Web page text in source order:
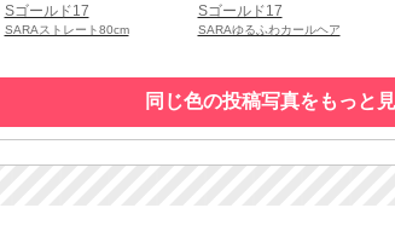
Sゴールド17
SARAストレート80cm
Sゴールド17
SARAゆるふわカールヘア